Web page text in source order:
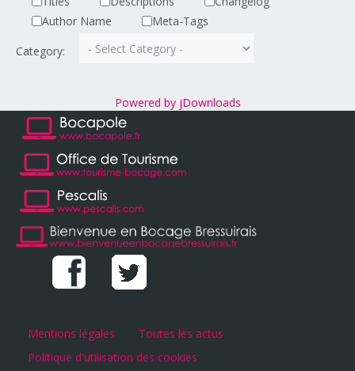
Author Name
Meta-Tags
Category:
Powered by jDownloads
Mentions légales
Toutes les actus
Politique d'utilisation des cookies